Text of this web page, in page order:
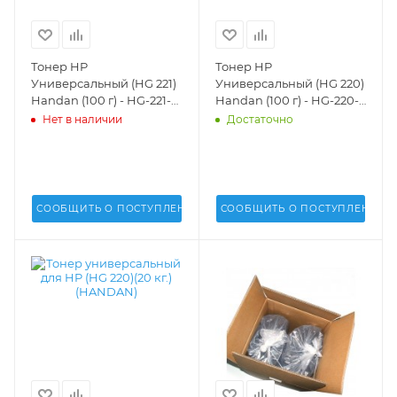
Тонер HP
Универсальный (HG 221)
Handan (100 г) - HG-221-
01 Нет в наличии
СООБЩИТЬ О ПОСТУПЛЕНИИ
Тонер HP
Универсальный (HG 220)
Handan (100 г) - HG-220-
01 Достаточно
СООБЩИТЬ О ПОСТУПЛЕНИИ